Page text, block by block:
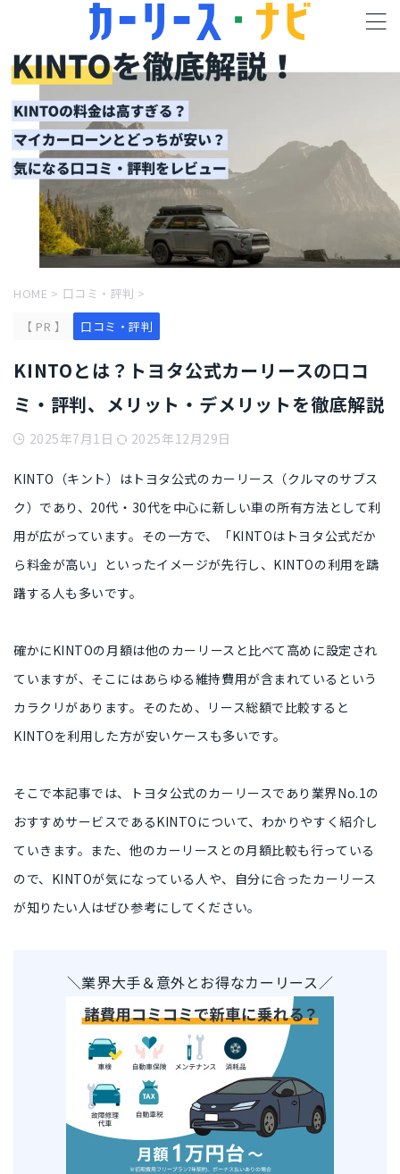
HOME > 口コミ・評判 >
【 PR 】
口コミ・評判
KINTOとは？トヨタ公式カーリースの口コ
ミ・評判、メリット・デメリットを徹底解説
2025年7月1日 2025年12月29日
KINTO（キント）は トヨタ公式のカーリース（クルマのサブス
ク） であり、 20代・30代を中心に新しい車の所有方法として利
用が広がっています。その一方で、
「KINTOはトヨタ公式だか
ら料金が高い」といったイメージが先行し、KINTOの利用を躊
躇する人も多いです。
確かにKINTOの月額は他のカーリースと比べて高め に設定され
ていますが、そこにはあらゆる維持費用が含まれている という
カラクリがあります。そのため、リース総額で比較すると
KINTOを利用した方が安いケース も多いです。
そこで本記事では、トヨタ公式のカーリースであり 業界No.1の
おすすめサービスであるKINTO について、わかりやすく紹介し
ていきます。また、他のカーリースとの月額比較も行っている
ので、KINTOが気になっている人や、自分に合ったカーリース
が知りたい人はぜひ参考にしてください。
＼業界大手＆意外とお得なカーリース／